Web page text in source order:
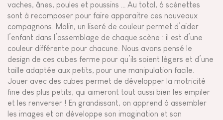
vaches, ânes, poules et poussins … Au total, 6 scénettes
sont à recomposer pour faire apparaitre ces nouveaux
compagnons. Malin, un liseré de couleur permet d’aider
l’enfant dans l’assemblage de chaque scène : il est d’une
couleur différente pour chacune. Nous avons pensé le
design de ces cubes ferme pour qu’ils soient légers et d’une
taille adaptée aux petits, pour une manipulation facile.
Jouer avec des cubes permet de développer la motricité
fine des plus petits, qui aimeront tout aussi bien les empiler
et les renverser ! En grandissant, on apprend à assembler
les images et on développe son imagination et son